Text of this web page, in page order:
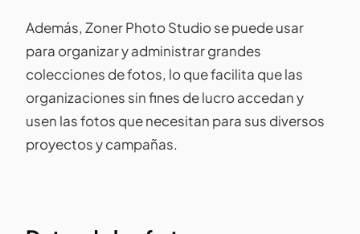
Además, Zoner Photo Studio se puede usar
para organizar y administrar grandes
colecciones de fotos, lo que facilita que las
organizaciones sin fines de lucro accedan y
usen las fotos que necesitan para sus diversos
proyectos y campañas.